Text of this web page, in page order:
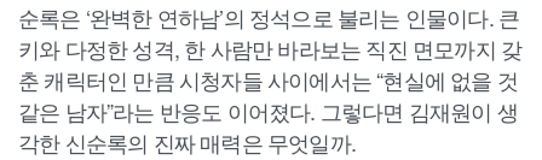
순록은 ‘완벽한 연하남’의 정석으로 불리는 인물이다. 큰
키와 다정한 성격, 한 사람만 바라보는 직진 면모까지 갖
춘 캐릭터인 만큼 시청자들 사이에서는 “현실에 없을 것
같은 남자”라는 반응도 이어졌다. 그렇다면 김재원이 생
각한 신순록의 진짜 매력은 무엇일까.